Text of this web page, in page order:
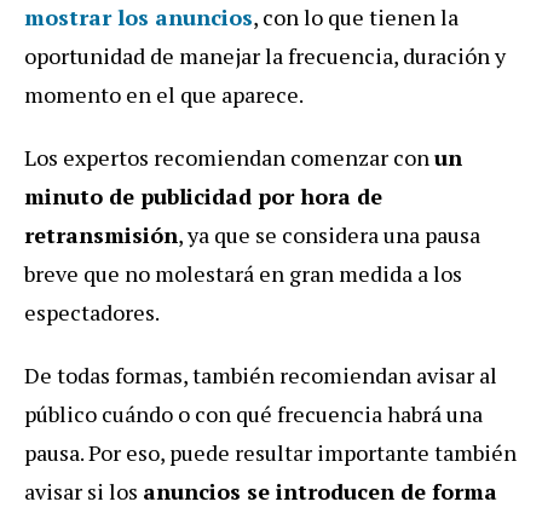
mostrar los anuncios, con lo que tienen la
oportunidad de manejar la frecuencia, duración y
momento en el que aparece.
Los expertos recomiendan comenzar conun
minuto de publicidad por hora de
retransmisión, ya que se considera una pausa
breve que no molestará en gran medida a los
espectadores.
De todas formas, también recomiendan avisar al
público cuándo o con qué frecuencia habrá una
pausa. Por eso, puede resultar importante también
avisar si los anuncios se introducen de forma